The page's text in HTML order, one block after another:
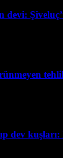
devi:
dev